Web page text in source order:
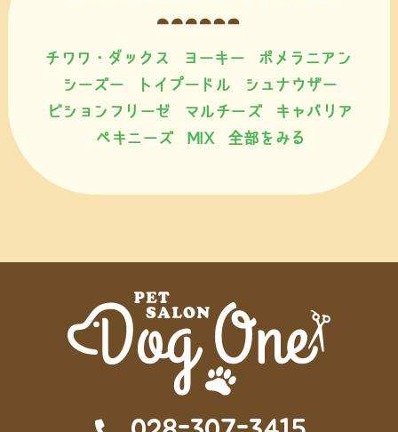
チワワ・ダックス ヨーキー
ポメラニアン
シーズー
トイプードル
シュナウザー
ビションフリーゼ
マルチーズ
キャバリア
ペキニーズ
MIX 全部をみる